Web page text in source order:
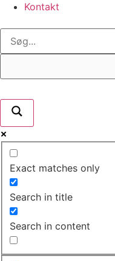
Kontakt
Exact matches only
Search in title
Search in content